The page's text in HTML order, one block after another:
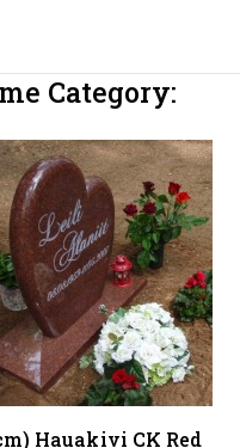
Category:
Hauakivi CK Red